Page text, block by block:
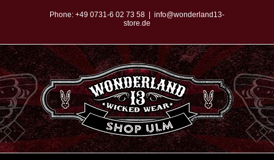
springen
Phone: +49 0731-6 02 73 58
info@wonderland13-
store.de